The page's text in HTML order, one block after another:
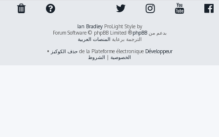
ProLight Style by
Ian Bradley
بدعم منphpBB
® Forum Software © phpBB Limited
الترجمة برعاية المنصات العربية
Développeur
de la Plateforme électronique حذف الكوكيز •
الخصوصية | الشروط